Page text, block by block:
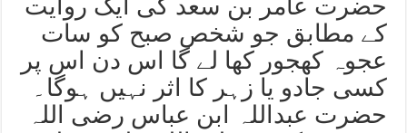
حضرت عامر بن سعد کی ایک روایت
کے مطابق جو شخص صبح کو سات
عجوہ کھجور کھا لے گا اس دن اس پر
کسی جادو یا زہر کا اثر نہیں ہوگا۔
حضرت عبداللہ ابن عباس رضی اللہ